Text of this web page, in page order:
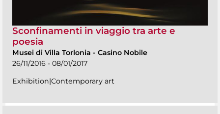
Sconfinamenti in viaggio tra arte e
poesia
Musei di Villa Torlonia - Casino Nobile
26/11/2016 - 08/01/2017
Exhibition|Contemporary art